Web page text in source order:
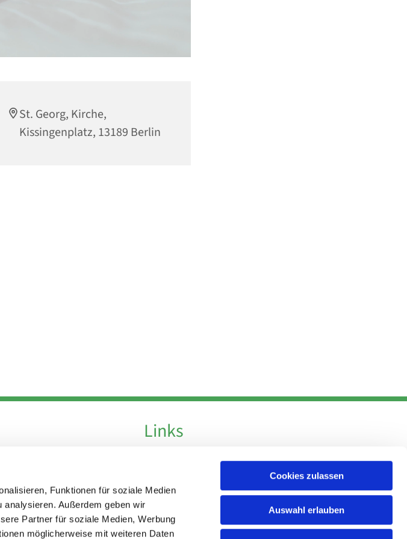
Funktionen für soziale Medien
Außerdem geben wir
Partner für soziale Medien, Werbung
möglicherweise mit weiteren Daten
Cookies zulassen
Auswahl erlauben
St. Georg, Kirche,
Kissingenplatz, 13189 Berlin
berlin.de
Links
Impressum